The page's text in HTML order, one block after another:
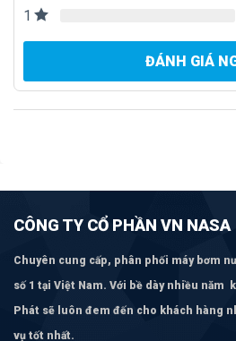
1
ĐÁNH GIÁ
CÔNG TY CỔ PHẦN VN NASA
Chuyên cung cấp, phân phối máy bơm
số 1 tại Việt Nam. Với bề dày nhiều năm
Phát sẽ luôn đem đến cho khách hàng
vụ tốt nhất.